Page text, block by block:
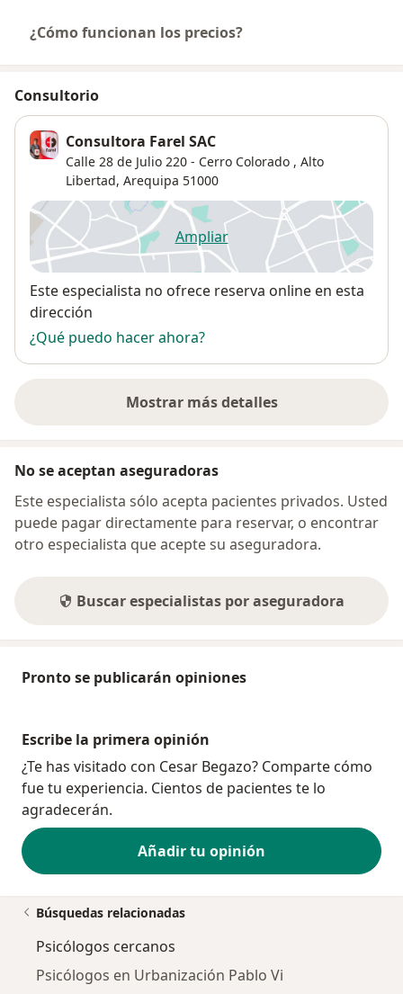
¿Cómo funcionan los precios?
Consultorio
Consultora Farel SAC
Calle 28 de Julio 220 - Cerro Colorado , Alto
Libertad, Arequipa 51000
Ampliarse abre en una nueva
Disponibilidad
Este especialista no ofrece reserva online en esta
dirección
¿Qué puedo hacer ahora?
Mostrar más detalles
sobre la dirección
No se aceptan aseguradoras
Este especialista sólo acepta pacientes privados. Usted
puede pagar directamente para reservar, o encontrar
otro especialista que acepte su aseguradora.
Buscar especialistas por aseguradora
Pronto se publicarán opiniones
Escribe la primera opinión
¿Te has visitado con Cesar Begazo? Comparte cómo
fue tu experiencia. Cientos de pacientes te lo
agradecerán.
Añadir tu opinión
Búsquedas relacionadas
Psicólogos cercanos
Psicólogos en Urbanización Pablo Vi